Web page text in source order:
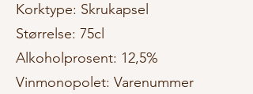
Korktype: Skrukapsel
Størrelse: 75cl
Alkoholprosent: 12,5%
Vinmonopolet: Varenummer